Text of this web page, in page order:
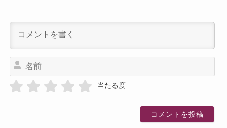
当たる度